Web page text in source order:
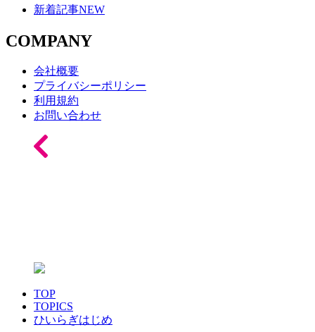
新着記事NEW
COMPANY
会社概要
プライバシーポリシー
利用規約
お問い合わせ
TOP
TOPICS
ひいらぎはじめ